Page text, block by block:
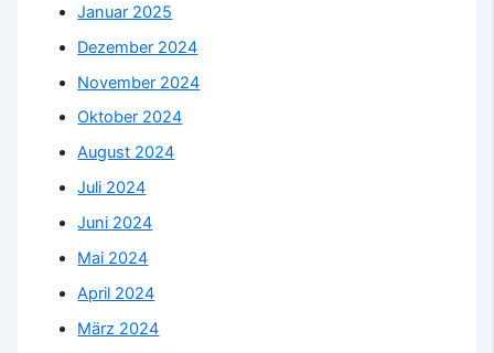
Januar 2025
Dezember 2024
November 2024
Oktober 2024
August 2024
Juli 2024
Juni 2024
Mai 2024
April 2024
März 2024